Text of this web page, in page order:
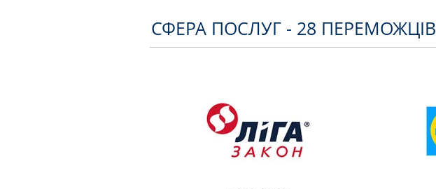
СФЕРА ПОСЛУГ - 28 ПЕРЕМОЖЦІВ